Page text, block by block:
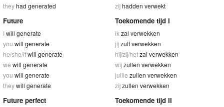
theyhad generated
zijhadden verwekt
Future
Iwill generate
you will generate
he/she/itwill generate
we will generate
you will generate
theywill generate
Toekomende tijd I
ik zal verwekken
jijzult verwekken
hij/zij/hetzal verwekken
wijzullen verwekken
jullie zullen verwekken
zijzullen verwekken
Future perfect Toekomende tijd II